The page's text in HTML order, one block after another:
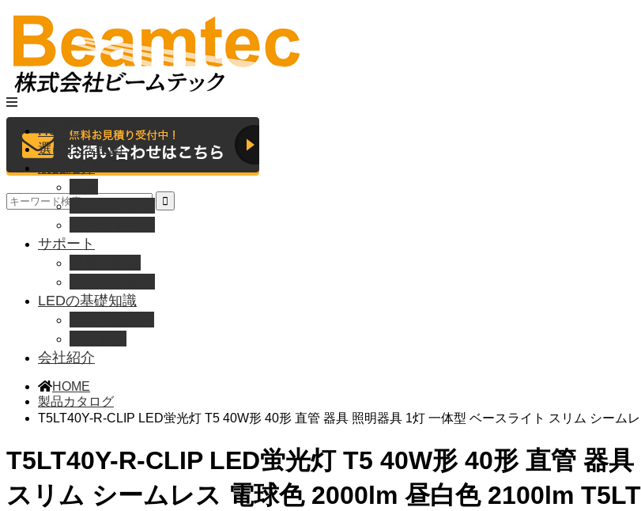
HOME
選ばれる理由
サポート
LEDの基礎知識
会社紹介
HOME
製品カタログ
T5LT40Y-R-CLIP LED蛍光灯 T5 40W形 40形 直管 器具 照明器具 1灯 一体型 ベースライト スリム シーム
T5LT40Y-R-CLIP LED蛍光灯 T5 40W形 40形 直管 器
スリム シームレス 電球色 2000lm 昼白色 2100lm